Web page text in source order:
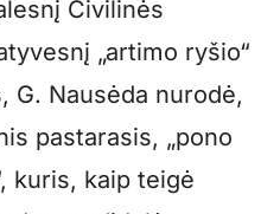
Civilinės
„artimo ryšio“
G. Nausėda nurodė,
pastarasis, „pono
kuris, kaip teigė